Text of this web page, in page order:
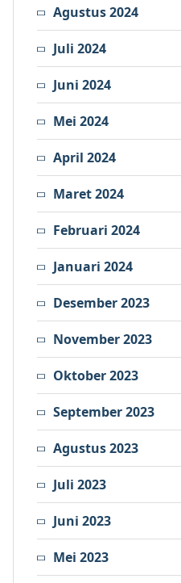
Agustus 2024
Juli 2024
Juni 2024
Mei 2024
April 2024
Maret 2024
Februari 2024
Januari 2024
Desember 2023
November 2023
Oktober 2023
September 2023
Agustus 2023
Juli 2023
Juni 2023
Mei 2023